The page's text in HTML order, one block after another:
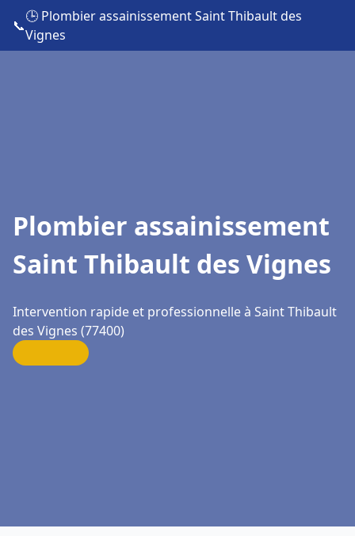
📞
🕒 Plombier assainissement Saint Thibault des
Vignes
Plombier assainissement
Saint Thibault des Vignes
Intervention rapide et professionnelle à Saint Thibault
des Vignes (77400)